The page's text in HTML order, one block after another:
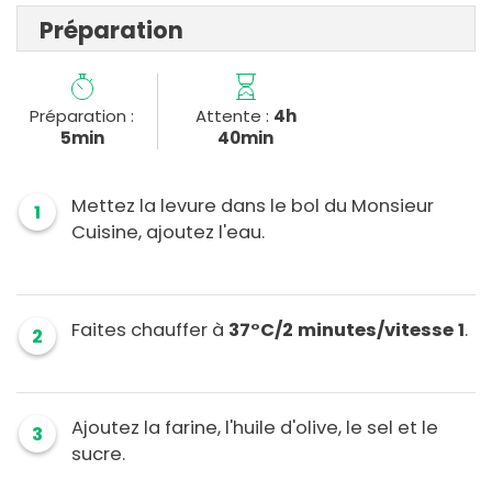
Préparation
Préparation :
5min
Attente : 4h
40min
1
Mettez la levure dans le bol du Monsieur
Cuisine, ajoutez l'eau.
2 Faites chauffer à 37°C/2 minutes/vitesse 1.
3
Ajoutez la farine, l'huile d'olive, le sel et le
sucre.